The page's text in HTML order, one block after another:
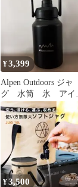
¥3,399
Alpen Outdoors ジャ
グ 水筒 氷 アイ
コンテナ 2.0
¥3,500